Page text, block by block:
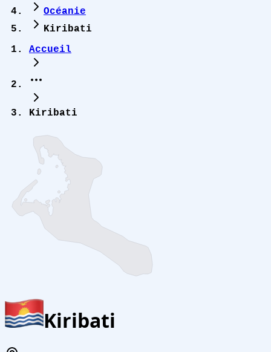
Océanie
Kiribati
Accueil
Kiribati
Kiribati